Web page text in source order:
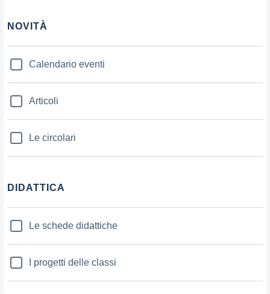
NOVITÀ
Calendario eventi
Articoli
Le circolari
DIDATTICA
Le schede didattiche
I progetti delle classi